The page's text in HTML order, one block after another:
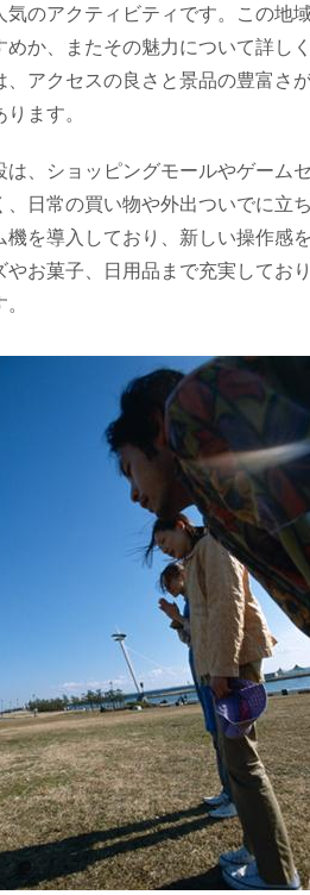
のアクティビティです。この地
か、またその魅力について詳し
アクセスの良さと景品の豊富さ
ます。
、ショッピングモールやゲーム
日常の買い物や外出ついでに立
を導入しており、新しい操作感
お菓子、日用品まで充実してお